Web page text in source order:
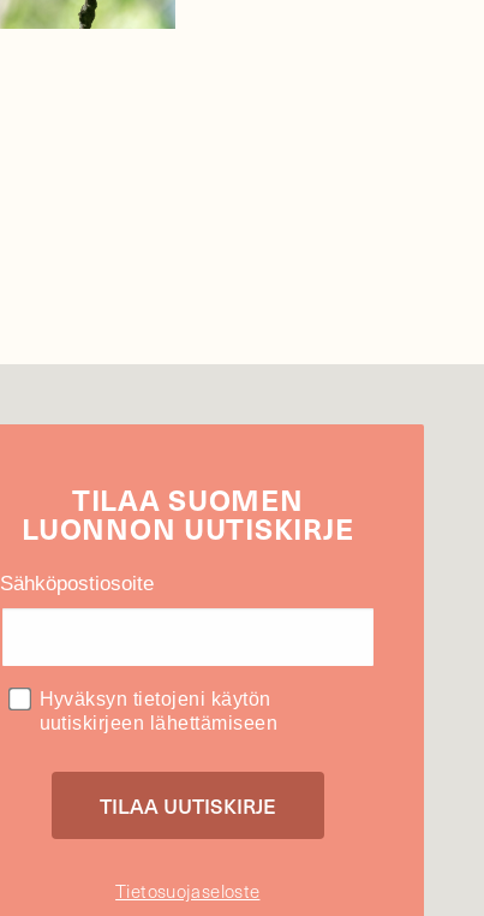
TILAASUOMEN
LUONNON UUTIS­KIRJE
Sähköpostiosoite
Hyväksyn tietojeni käytön
uutiskirjeen lähettämiseen
Tietosuojaseloste